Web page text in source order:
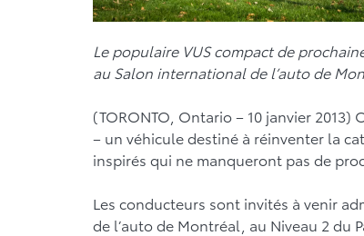
Le populaire VUS compact de
au Salon international de l’auto de
(TORONTO, Ontario – 10 janvier 2013)
– un véhicule destiné à réinventer la
inspirés qui ne manqueront pas de
Les conducteurs sont invités à venir
de l’auto de Montréal, au Niveau 2 du